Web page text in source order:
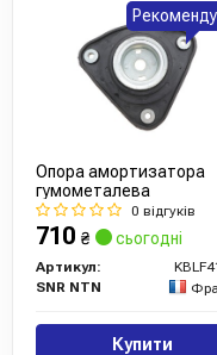
Опора амортизатора
гумометалева
0 відгуків
710 ₴ сьогодні
Артикул:
SNR NTN
Купити